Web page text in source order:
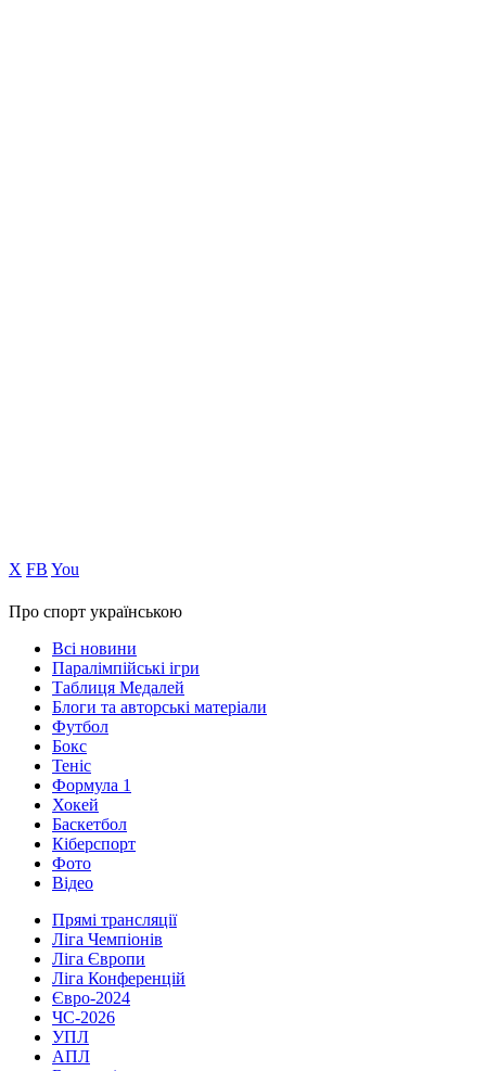
Х FB You
Про спорт українською
Всі новини
Паралімпійські ігри
Таблиця Медалей
Блоги та авторські матеріали
Футбол
Бокс
Теніс
Формула 1
Хокей
Баскетбол
Кіберспорт
Фото
Відео
Прямі трансляції
Ліга Чемпіонів
Ліга Європи
Ліга Конференцій
Євро-2024
ЧС-2026
УПЛ
АПЛ